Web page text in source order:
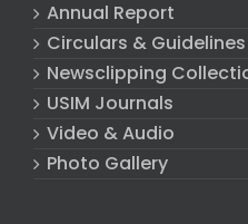
Annual Report
Circulars & Guidelines
Newsclipping
USIM Journals
Video & Audio
Photo Gallery